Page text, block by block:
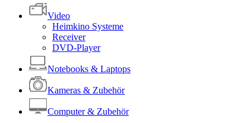
Video
Heimkino Systeme
Receiver
DVD-Player
Notebooks & Laptops
Kameras & Zubehör
Computer & Zubehör